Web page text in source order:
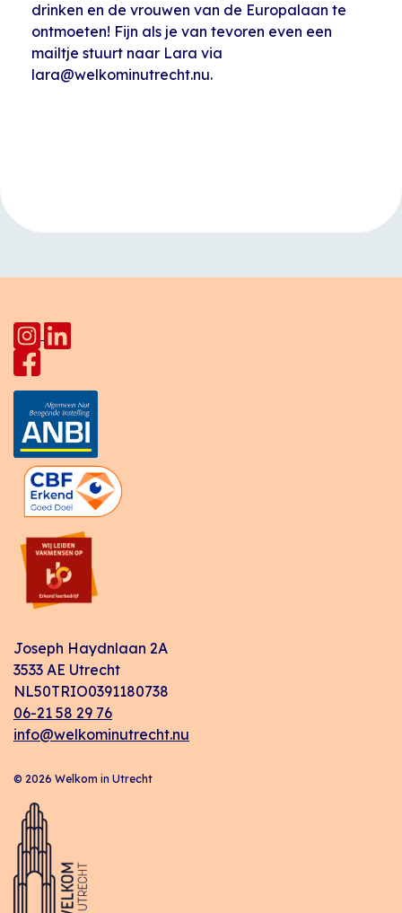
drinken en de vrouwen van de Europalaan te
ontmoeten! Fijn als je van tevoren even een
mailtje stuurt naar Lara via
lara@welkominutrecht.nu.
Joseph Haydnlaan 2A
3533 AE Utrecht
NL50TRIO0391180738
06-21 58 29 76
info@welkominutrecht.nu
© 2026 Welkom in Utrecht